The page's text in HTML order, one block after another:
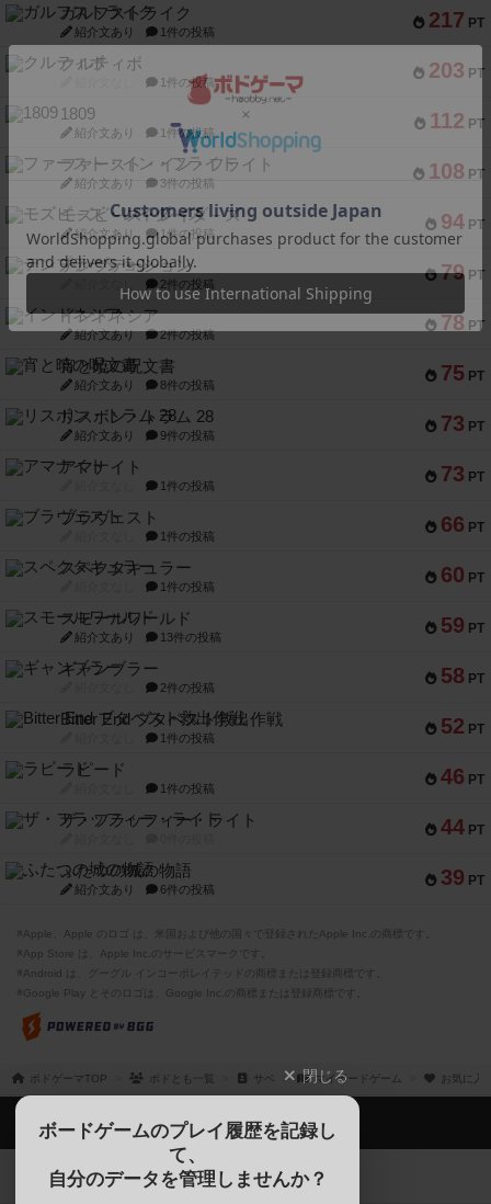
217 PT
ガルフストライク
紹介文あり 1件の投稿
203 PT
クルティボ
1件の投稿
112 PT
1809
紹介文あり 1件の投稿
108 PT
ファースト・イン・フライト
紹介文あり 3件の投稿
94 PT
モズビ－ズ・レイダ－ズ
紹介文あり 1件の投稿
79 PT
テンプテーション
2件の投稿
78 PT
インドネシア
紹介文あり 2件の投稿
75 PT
宵と暁の呪文書
紹介文あり 8件の投稿
73 PT
リスボン・トラム 28
紹介文あり 9件の投稿
73 PT
アマナイト
1件の投稿
66 PT
ブラヴェスト
1件の投稿
60 PT
スペクタキュラー
1件の投稿
59 PT
スモールワールド
紹介文あり 13件の投稿
58 PT
ギャンブラー
2件の投稿
52 PT
Bitter End ブタペスト救出作戦
1件の投稿
46 PT
ラピード
1件の投稿
44 PT
ザ・フラッフィー・ライト
39 PT
ふたつの城の物語
紹介文あり 6件の投稿
※Apple、Apple のロゴ は、米国および他の国々で登録されたApple Inc.の商標です。
※App Store は、Apple Inc.のサービスマークです。
※Android は、グーグル インコーポレイテッドの商標または登録商標です。
※Google Play とそのロゴは、Google Inc.の商標または登録商標です。
ボドゲーマTOP ボドとも一覧 サベ マイボードゲーム お気に入
閉じる
ボードゲームのプレイ履歴を記録し
て、
自分のデータを管理しませんか？
ボドゲーマTOP
ボードゲームを検索する